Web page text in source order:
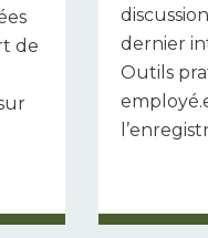
de
dernier
Outils